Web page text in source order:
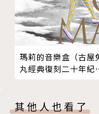
瑪莉的音樂盒（古屋
丸經典復刻二十年紀
其他人也看了